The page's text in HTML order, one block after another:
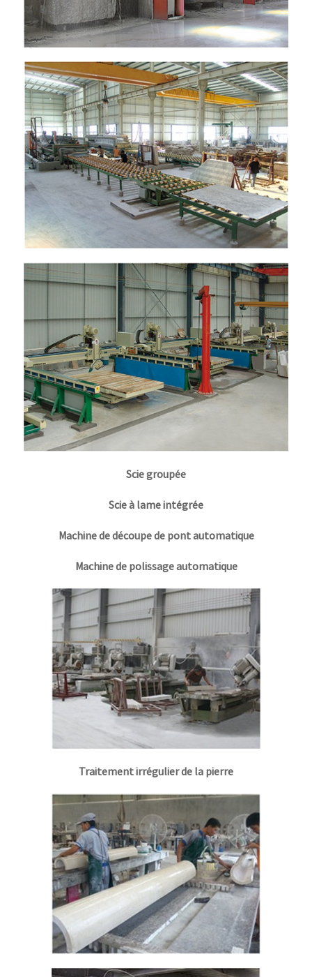
Scie groupée
Scie à lame intégrée
Machine de découpe de pont automatique
Machine de polissage automatique
Traitement irrégulier de la pierre